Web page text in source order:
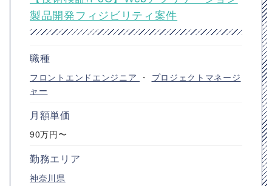
製品開発フィジビリティ案件
職種
フロントエンドエンジニア ・ プロジェクトマネージ
ャー
月額単価
90万円〜
勤務エリア
神奈川県